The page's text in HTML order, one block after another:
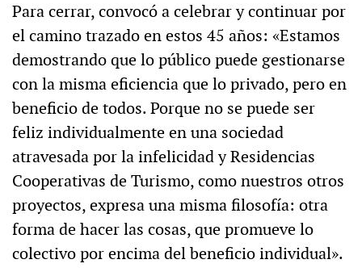
Para cerrar, convocó a celebrar y continuar por
el camino trazado en estos 45 años: «Estamos
demostrando que lo público puede gestionarse
con la misma eficiencia que lo privado, pero en
beneficio de todos. Porque no se puede ser
feliz individualmente en una sociedad
atravesada por la infelicidad y Residencias
Cooperativas de Turismo, como nuestros otros
proyectos, expresa una misma filosofía: otra
forma de hacer las cosas, que promueve lo
colectivo por encima del beneficio individual».